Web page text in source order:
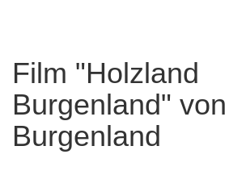
Film "Holzland
Burgenland"
Burgenland